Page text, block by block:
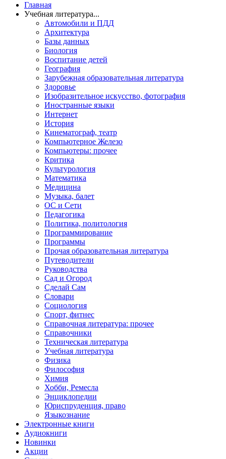
Главная
Учебная литература...
Автомобили и ПДД
Архитектура
Базы данных
Биология
Воспитание детей
География
Зарубежная образовательная литература
Здоровье
Изобразительное искусство, фотография
Иностранные языки
Интернет
История
Кинематограф, театр
Компьютерное Железо
Компьютеры: прочее
Критика
Культурология
Математика
Медицина
Музыка, балет
ОС и Сети
Педагогика
Политика, политология
Программирование
Программы
Прочая образовательная литература
Путеводители
Руководства
Сад и Огород
Сделай Сам
Словари
Социология
Спорт, фитнес
Справочная литература: прочее
Справочники
Техническая литература
Учебная литература
Физика
Философия
Химия
Хобби, Ремесла
Энциклопедии
Юриспруденция, право
Языкознание
Электронные книги
Аудиокниги
Новинки
Акции